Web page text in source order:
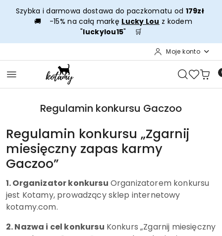
Przejdź do treści głównej
Przejdź do wyszukiwarki
Przejdź do moje konto
Przejdź do menu głównego
Przejdź do stopki
Szybka i darmowa dostawa do paczkomatu od 179zł
🚚 -15% na całą markę Lucky Lou z kodem
"luckylou15" 🛒
Moje konto
Regulamin konkursu Gaczoo
Regulamin konkursu „Zgarnij
miesięczny zapas karmy
Gaczoo”
1. Organizator konkursu Organizatorem konkursu
jest Kotamy, prowadzący sklep internetowy
kotamy.com.
2. Nazwa i cel konkursu Konkurs „Zgarnij miesięczny